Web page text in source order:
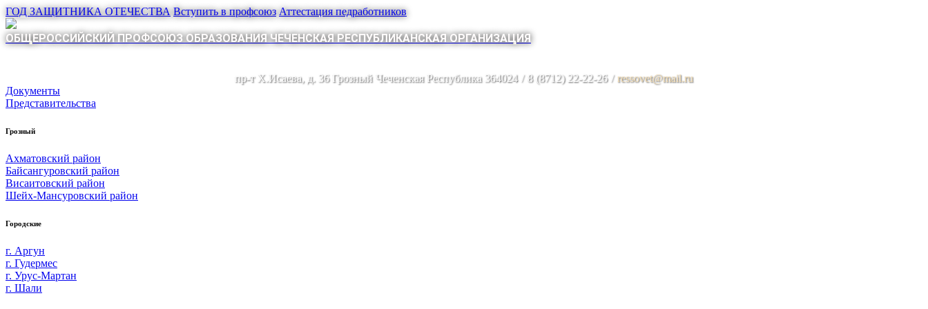
ГОД ЗАЩИТНИКА ОТЕЧЕСТВА Вступить в профсоюз Аттестация педработников
ОБЩЕРОССИЙСКИЙ ПРОФСОЮЗ ОБРАЗОВАНИЯ ЧЕЧЕНСКАЯ РЕСПУБЛИКАНСКАЯ ОРГАНИЗАЦИЯ
пр-т Х.Исаева, д. 36 Грозный Чеченская Республика 364024 / 8 (8712) 22-22-26 / ressovet@mail.ru
Документы
Представительства
Грозный
Ахматовский район
Байсангуровский район
Висаитовский район
Шейх-Мансуровский район
Городские
г. Аргун
г. Гудермес
г. Урус-Мартан
г. Шали